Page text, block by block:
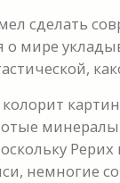
сделать
о мире
минералы
Рерих
немногие